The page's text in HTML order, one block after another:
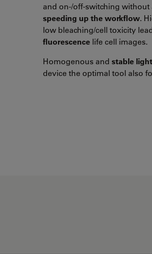
and on-/off-switching without
speeding up the workflow.
low bleaching/cell toxicity
fluorescence life cell images.
Homogenous and stable
device the optimal tool also